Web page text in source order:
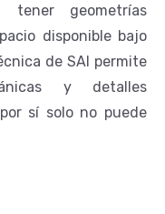
tener geometrías
disponible bajo
de SAI permite
y detalles
sí solo no puede